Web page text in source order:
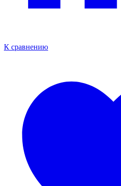
К сравнению